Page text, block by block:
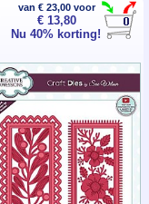
van € 23,00 voor
€ 13,80
Nu 40% korting!